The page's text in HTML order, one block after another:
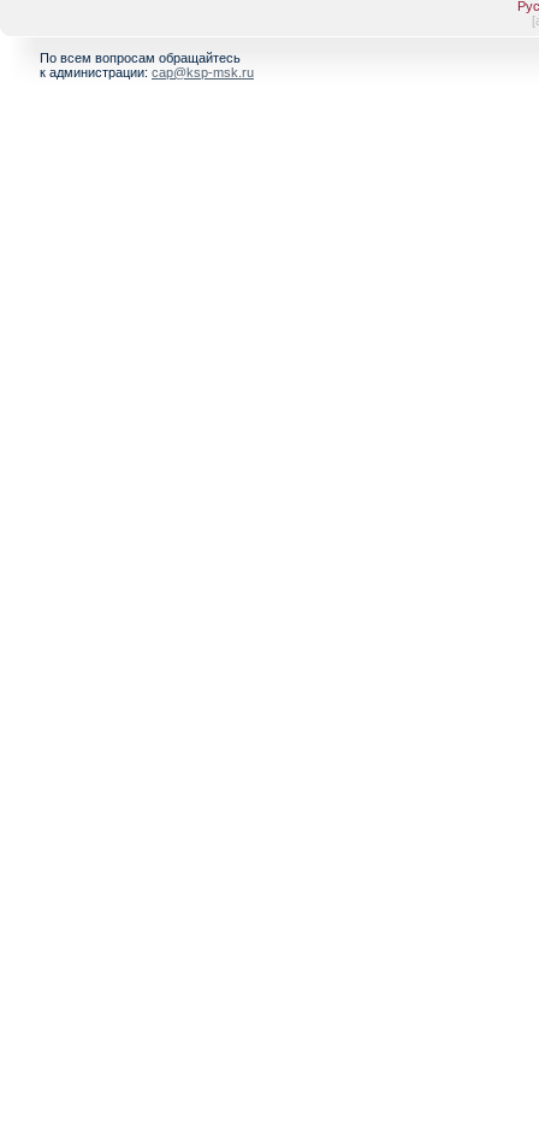
[
По всем вопросам обращайтесь
к администрации: cap@ksp-msk.ru